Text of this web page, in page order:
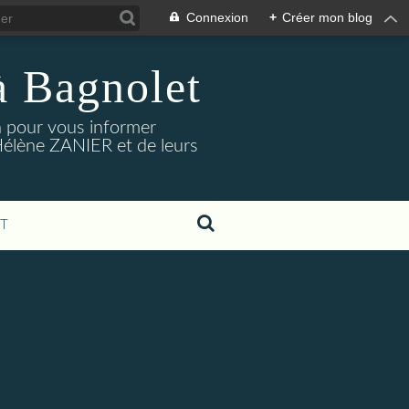
Connexion + Créer mon blog
Bagnolet
pour vous informer
ZANIER et de leurs